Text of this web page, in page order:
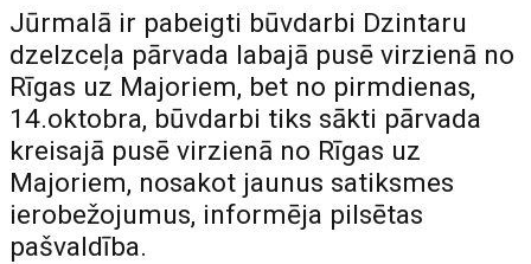
Jūrmalā ir pabeigti būvdarbi Dzintaru
dzelzceļa pārvada labajā pusē virzienā no
Rīgas uz Majoriem, bet no pirmdienas,
14.oktobra, būvdarbi tiks sākti pārvada
kreisajā pusē virzienā no Rīgas uz
Majoriem, nosakot jaunus satiksmes
ierobežojumus, informēja pilsētas
pašvaldība.